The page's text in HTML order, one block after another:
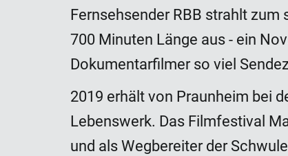
Fernsehsender RBB strahlt zum
700 Minuten Länge aus - ein
Dokumentarfilmer so viel
2019 erhält von Praunheim bei
Lebenswerk. Das Filmfestival
und als Wegbereiter der